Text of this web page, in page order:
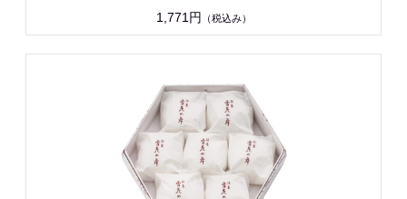
1,771円 （税込み）